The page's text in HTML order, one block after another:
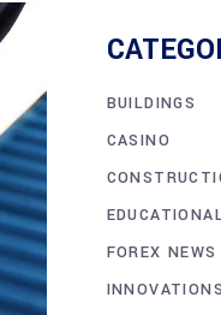
BUILDINGS
CASINO
FOREX NEWS
INNOVATIONS